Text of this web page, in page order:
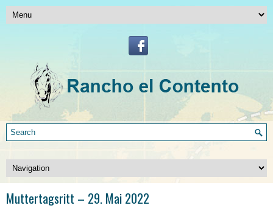
Muttertagsritt – 29. Mai 2022